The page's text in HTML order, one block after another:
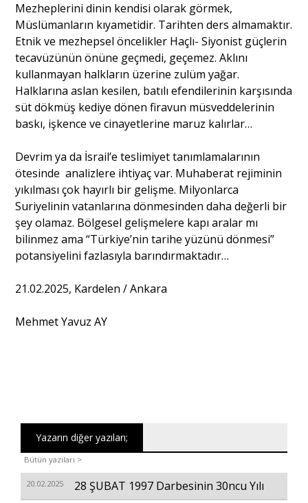
Mezheplerini dinin kendisi olarak görmek,
Müslümanların kıyametidir. Tarihten ders almamaktır.
Etnik ve mezhepsel öncelikler Haçlı- Siyonist güçlerin
tecavüzünün önüne geçmedi, geçemez. Aklını
kullanmayan halkların üzerine zulüm yağar.
Halklarına aslan kesilen, batılı efendilerinin karşısında
süt dökmüş kediye dönen firavun müsveddelerinin
baskı, işkence ve cinayetlerine maruz kalırlar…
Devrim ya da İsrail’e teslimiyet tanımlamalarının
ötesinde analizlere ihtiyaç var. Muhaberat rejiminin
yıkılması çok hayırlı bir gelişme. Milyonlarca
Suriyelinin vatanlarına dönmesinden daha değerli bir
şey olamaz. Bölgesel gelişmelere kapı aralar mı
bilinmez ama “Türkiye’nin tarihe yüzünü dönmesi”
potansiyelini fazlasıyla barındırmaktadır…
21.02.2025, Kardelen / Ankara
Mehmet Yavuz AY
Yazarın diğer yazıları;
Bütün yazıları >
20.02.2025 28 ŞUBAT 1997 Darbesinin 30ncu Yılı